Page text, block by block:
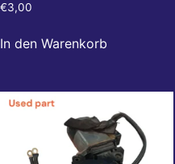
€3,00
In den Warenkorb